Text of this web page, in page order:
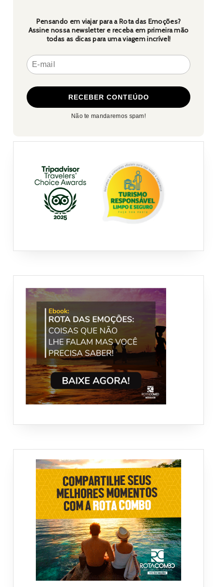
Pensando em viajar para a Rota das Emoções?
Assine nossa newsletter e receba em primeira mão
todas as dicas para uma viagem incrível!
Não te mandaremos spam!